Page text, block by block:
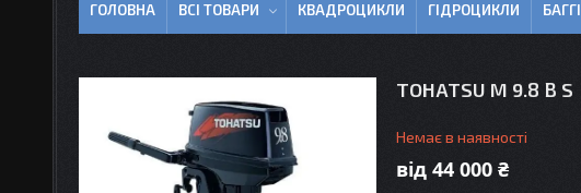
ГОЛОВНА ВСІ ТОВАРИ КВАДРОЦИКЛИ ГІДРОЦИКЛИ БАГГІ
TOHATSU M 9.8 B S
Немає в наявності
від 44 000 ₴